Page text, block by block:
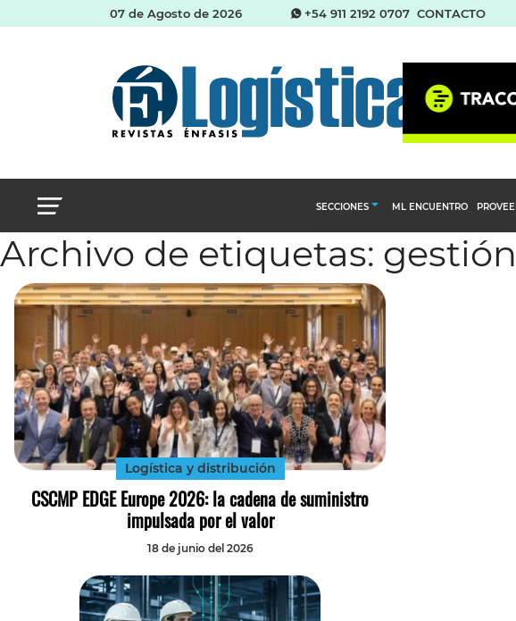
07 de Agosto de 2026 +54 911 2192 0707 CONTACTO
SECCIONES
Abastecimiento y compras
Almacenes e inventarios
Cadena de Suministro del Agro
Logística y distribución
Management
Tecnología
Transporte
ML ENCUENTRO
Archivo de etiquetas:
Logística y distribución
CSCMP EDGE Europe 2026: la cadena de suministro
impulsada por el valor
18 de junio del 2026